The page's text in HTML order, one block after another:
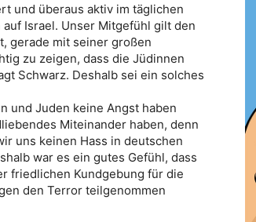
und überaus aktiv im täglichen
Israel. Unser Mitgefühl gilt den
gerade mit seiner großen
zu zeigen, dass die Jüdinnen
Schwarz. Deshalb sei ein solches
und Juden keine Angst haben
Miteinander haben, denn
uns keinen Hass in deutschen
war es ein gutes Gefühl, dass
friedlichen Kundgebung für die
den Terror teilgenommen